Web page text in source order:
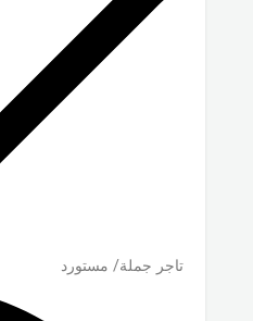
تاجر جملة/ مستورد